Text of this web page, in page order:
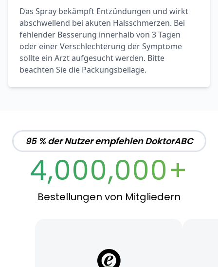
Das Spray bekämpft Entzündungen und wirkt
abschwellend bei akuten Halsschmerzen. Bei
fehlender Besserung innerhalb von 3 Tagen
oder einer Verschlechterung der Symptome
sollte ein Arzt aufgesucht werden. Bitte
beachten Sie die Packungsbeilage.
95 % der Nutzer empfehlen DoktorABC
4,000,000+
Bestellungen von Mitgliedern